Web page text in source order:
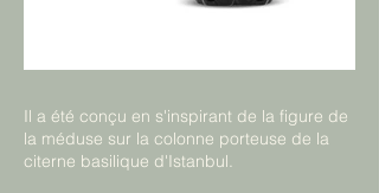
Il a été conçu en s'inspirant de la figure de
la méduse sur la colonne porteuse de la
citerne basilique d'Istanbul.